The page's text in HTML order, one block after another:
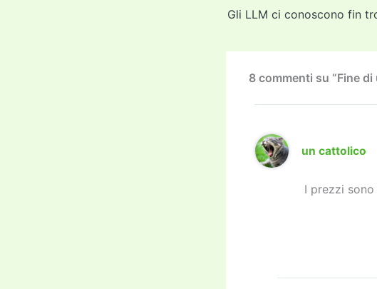
b
o
k
Gli LLM ci conoscono fin
8 commenti su “Fine di
un cattolico
I prezzi